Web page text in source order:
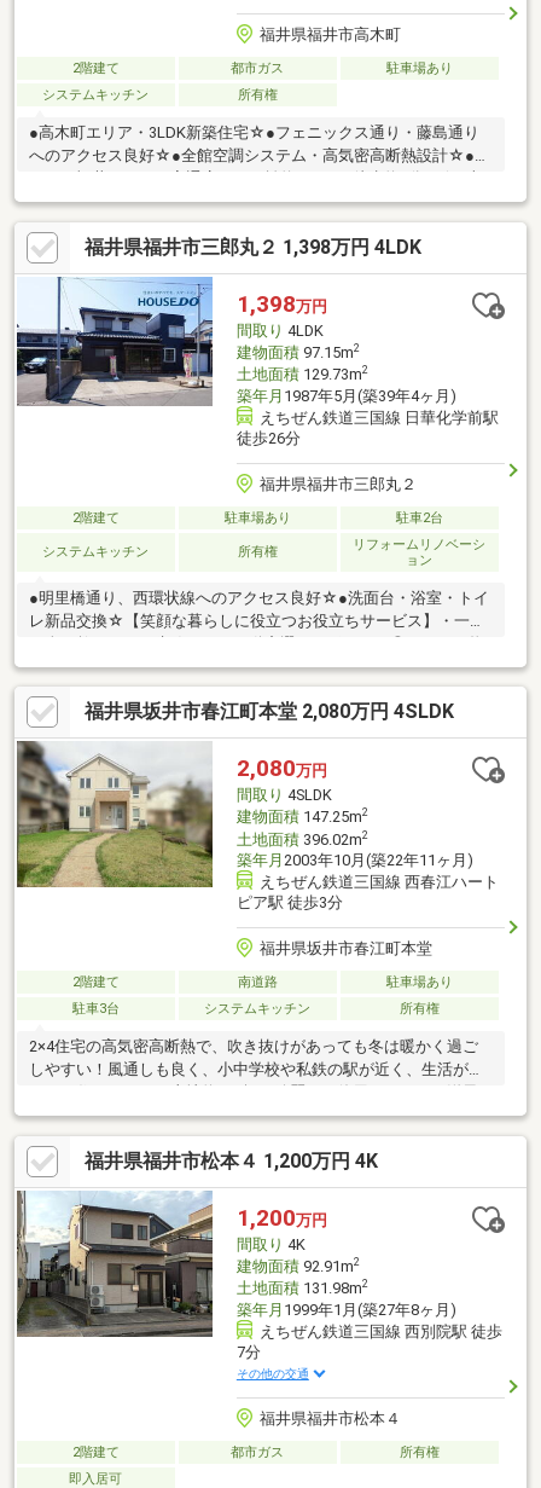
福井県福井市高木町
2階建て 都市ガス
駐車場あり
システムキッチン
所有権
●高木町エリア・3LDK新築住宅☆●フェニックス通り・藤島通り
へのアクセス良好☆●全館空調システム・高気密高断熱設計☆●ロ
野家 福井二の宮店まで距離約500ｍ（徒歩約7分）☆●セブンイレ
ブン福井経田1丁目店まで距離約650ｍ（徒歩約9分）☆●V・drug
二の宮店まで距離約750ｍ（徒歩約10分）☆●ゲンキー福井二の宮
店まで距離約900ｍ（車で約3分）☆●三心わくわく認定こども園
まで距離約1000ｍ（車で約3分）☆●クランデール二の宮まで距離
約1100ｍ（車で約4分）☆●福井総合クリニックまで距離約1900ｍ
（車…
福井県福井市三郎丸２ 1,398万円 4LDK
1,398万円
間取り 4LDK
建物面積97.15m2
土地面積129.73m2
築年月 1987年5月(築39年4ヶ月)
えちぜん鉄道三国線 日華化学前駅
徒歩26分
福井県福井市三郎丸２
2階建て 駐車場あり 駐車2台
システムキッチン 所有権
リフォームリノベーシ
ョン
●明里橋通り、西環状線へのアクセス良好☆●洗面台・浴室・トイ
レ新品交換☆【笑顔な暮らしに役立つお役立ちサービス】・一か
ら全て教えます！失敗しない不動産選びのポイント◎すべての物
件を整理してお見せする秘書サービス！◎お金・暮らしに対す
る、お一人お一人の価値観にあった選択のご提案！＜あなたの価
値観を大切にしております＞一生に一度になるかもしれないお買
い物です！よりよい選択のために、たくさんの物件をご内覧・比
較することが大切です！プロの視点も交えながら一緒に考えてい
きましょう。お家探しは地元密着の【ハウスドゥ二の宮】へお任
せください！
福井県坂井市春江町本堂 2,080万円 4SLDK
2,080万円
間取り 4SLDK
建物面積147.25m2
土地面積396.02m2
築年月 2003年10月(築22年11ヶ月)
えちぜん鉄道三国線 西春江ハート
ピア駅 徒歩3分
福井県坂井市春江町本堂
2階建て 南道路
駐車場あり
駐車3台
システムキッチン 所有権
2×4住宅の高気密高断熱で、吹き抜けがあっても冬は暖かく過ご
しやすい！風通しも良く、小中学校や私鉄の駅が近く、生活がし
戸建です！前道が広く、駐車スペースも４台とたっぷりのスペー
スがあるので車庫入れ楽々！駐車スペースの奥は南側の庭になっ
ているので菜園やドッグランスペースにもご使用できます！約20
帖の大きなリビングには、アイランドキッチンがあり、ウッドデ
ッキやランドリールームにも直通！お風呂は1.25坪サイズなので
ゆったりとリラックスしていただけます！寝室には広いウォーク
インクローゼットがあり、東側にはベランダもあります！
福井県福井市松本４ 1,200万円 4K
1,200万円
間取り 4K
建物面積92.91m2
土地面積131.98m2
築年月 1999年1月(築27年8ヶ月)
えちぜん鉄道三国線 西別院駅 徒歩
7分
その他の交通
福井県福井市松本４
2階建て 都市ガス
所有権
即入居可